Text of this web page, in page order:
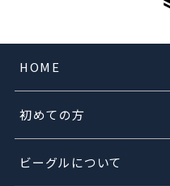
HOME
初めての方
ビーグルについて